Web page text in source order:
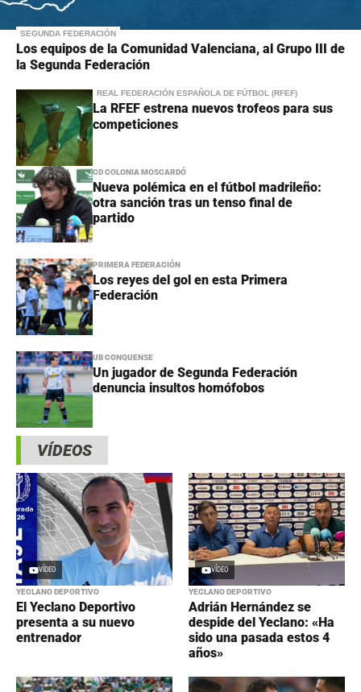
SEGUNDA FEDERACIÓN
Los equipos de la Comunidad Valenciana, al Grupo III de
la Segunda Federación
REAL FEDERACIÓN ESPAÑOLA DE FÚTBOL (RFEF)
La RFEF estrena nuevos trofeos para sus
competiciones
CD COLONIA MOSCARDÓ
Nueva polémica en el fútbol madrileño:
otra sanción tras un tenso final de
partido
PRIMERA FEDERACIÓN
Los reyes del gol en esta Primera
Federación
UB CONQUENSE
Un jugador de Segunda Federación
denuncia insultos homófobos
VÍDEOS
VÍDEO
YECLANO DEPORTIVO
El Yeclano Deportivo
presenta a su nuevo
entrenador
VÍDEO
YECLANO DEPORTIVO
Adrián Hernández se
despide del Yeclano: «Ha
sido una pasada estos 4
años»